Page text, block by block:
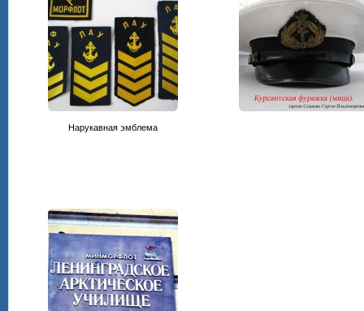
Нарукавная эмблема